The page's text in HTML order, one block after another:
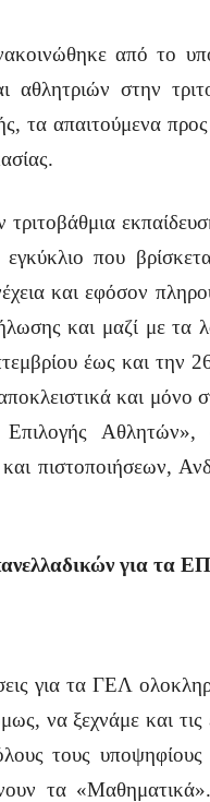
από το
αθλητριών στην
τα απαιτούμενα
τριτοβάθμια
που
και εφόσον
και μαζί με τα
έως και την
και μόνο
Αθλητών»,
για τα
για τα ΓΕΛ
να ξεχνάμε και
τους
τα